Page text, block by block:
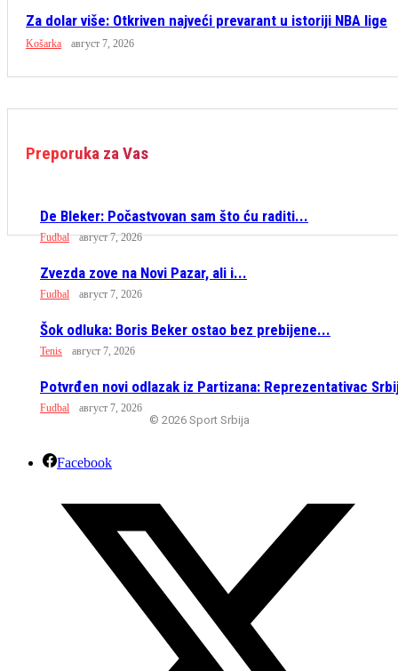
Za dolar više: Otkriven najveći prevarant u istoriji NBA lige
Košarka август 7, 2026
Preporuka za Vas
De Bleker: Počastvovan sam što ću raditi...
Fudbal август 7, 2026
Zvezda zove na Novi Pazar, ali i...
Fudbal август 7, 2026
Šok odluka: Boris Beker ostao bez prebijene...
Tenis август 7, 2026
Potvrđen novi odlazak iz Partizana: Reprezentativac
Fudbal август 7, 2026
© 2026 Sport Srbija
Facebook